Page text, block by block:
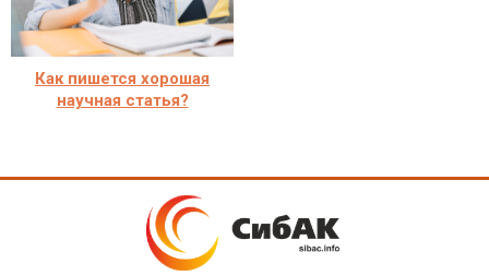
Как пишется хорошая
научная статья?